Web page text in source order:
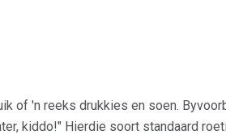
of 'n reeks drukkies en soen.
kiddo!" Hierdie soort standaard